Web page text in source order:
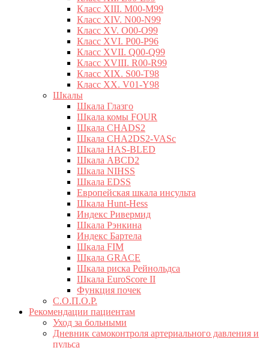
Класс XIII. M00-M99
Класс XIV. N00-N99
Класс XV. O00-O99
Класс XVI. P00-P96
Класс XVII. Q00-Q99
Класс XVIII. R00-R99
Класс XIX. S00-T98
Класс XX. V01-Y98
Шкалы
Шкала Глазго
Шкала комы FOUR
Шкала CHADS2
Шкала CHA2DS2-VASc
Шкала HAS-BLED
Шкала ABCD2
Шкала NIHSS
Шкала EDSS
Европейская шкала инсульта
Шкала Hunt-Hess
Индекс Ривермид
Шкала Рэнкина
Индекс Бартела
Шкала FIM
Шкала GRACE
Шкала риска Рейнольдса
Шкала EuroScore II
Функция почек
С.О.П.О.Р.
Рекомендации пациентам
Уход за больными
Дневник самоконтроля артериального давления и
пульса